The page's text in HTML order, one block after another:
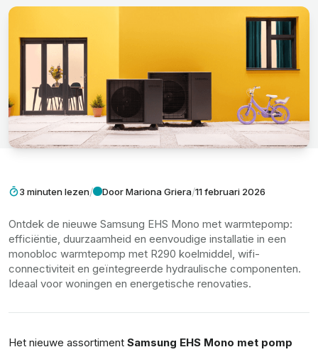
3 minuten lezen/ Door Mariona Griera/11 februari 2026
Ontdek de nieuwe Samsung EHS Mono met warmtepomp:
efficiëntie, duurzaamheid en eenvoudige installatie in een
monobloc warmtepomp met R290 koelmiddel, wifi-
connectiviteit en geïntegreerde hydraulische componenten.
Ideaal voor woningen en energetische renovaties.
Het nieuwe assortiment Samsung EHS Mono met pomp